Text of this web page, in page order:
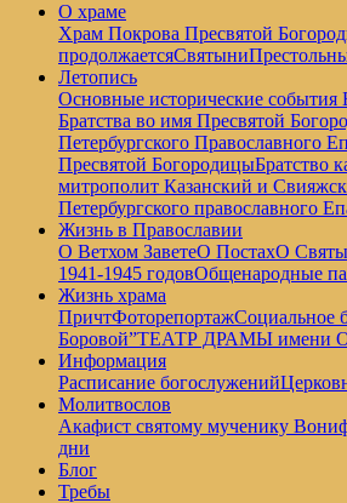
О храме
Храм Покрова Пресвятой
продолжаетсяСвятыни
Летопись
Основные исторические события
Братства во имя Пресвятой
Петербургского Православного
Пресвятой БогородицыБратство
митрополит Казанский и
Петербургского православного
Жизнь в Православии
О Ветхом ЗаветеО ПостахО
1941-1945 годовОбщенародные
Жизнь храма
ПричтФоторепортажСоциальное
Боровой”ТЕАТР ДРАМЫ имени
Информация
Расписание богослужений
Молитвослов
Акафист святому мученику
дни
Блог
Требы